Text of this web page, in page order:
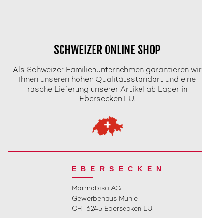
SCHWEIZER ONLINE SHOP
Als Schweizer Familienunternehmen garantieren wir
Ihnen unseren hohen Qualitätsstandart und eine
rasche Lieferung unserer Artikel ab Lager in
Ebersecken LU.
EBERSECKEN
Marmobisa AG
Gewerbehaus Mühle
CH-6245 Ebersecken LU